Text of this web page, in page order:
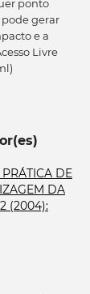
ponto
gerar
e a
Livre
DE
DA
(2004):